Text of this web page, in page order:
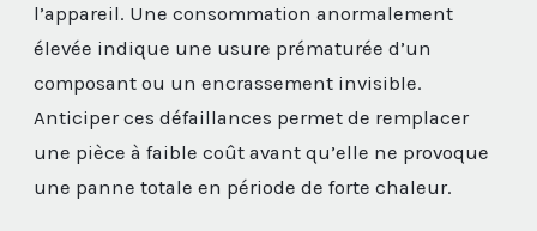
l’appareil. Une consommation anormalement
élevée indique une usure prématurée d’un
composant ou un encrassement invisible.
Anticiper ces défaillances permet de remplacer
une pièce à faible coût avant qu’elle ne provoque
une panne totale en période de forte chaleur.